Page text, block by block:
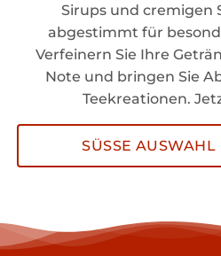
Sirups und cremigen
abgestimmt für
Verfeinern Sie Ihre
Note und bringen Sie
Teekreationen.
SÜSSE AUSWAHL